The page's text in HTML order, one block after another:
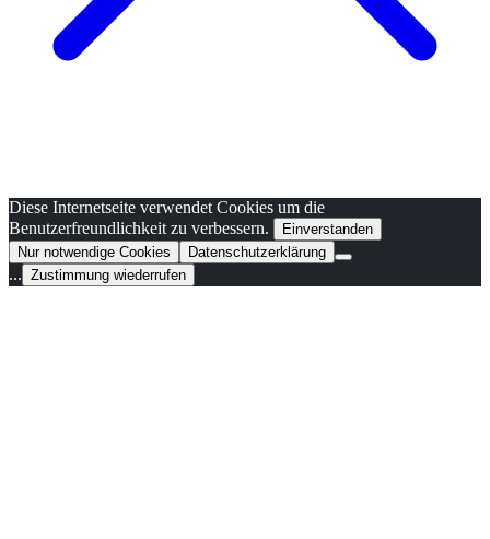
Diese Internetseite verwendet Cookies um die
Benutzerfreundlichkeit zu verbessern.
Einverstanden
Nur notwendige Cookies
Datenschutzerklärung
... Zustimmung wiederrufen